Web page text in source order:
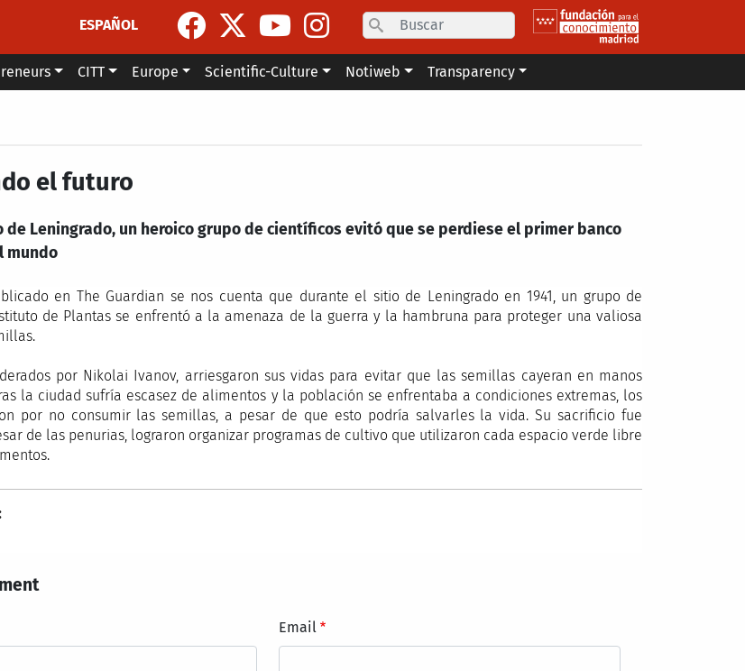
ESPAÑOL
Search
CITT Europe Scientific-Culture Notiweb Transparency
el futuro
de Leningrado, un heroico grupo de científicos evitó que se perdiese el primer banco
mundo
en The Guardian se nos cuenta que durante el sitio de Leningrado en 1941, un grupo de
de Plantas se enfrentó a la amenaza de la guerra y la hambruna para proteger una valiosa
por Nikolai Ivanov, arriesgaron sus vidas para evitar que las semillas cayeran en manos
la ciudad sufría escasez de alimentos y la población se enfrentaba a condiciones extremas, los
por no consumir las semillas, a pesar de que esto podría salvarles la vida. Su sacrificio fue
de las penurias, lograron organizar programas de cultivo que utilizaron cada espacio verde libre
Email